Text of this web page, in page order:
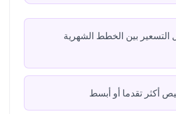
التسعير بين الخطط الشهرية
أكثر تقدما أو أبسط